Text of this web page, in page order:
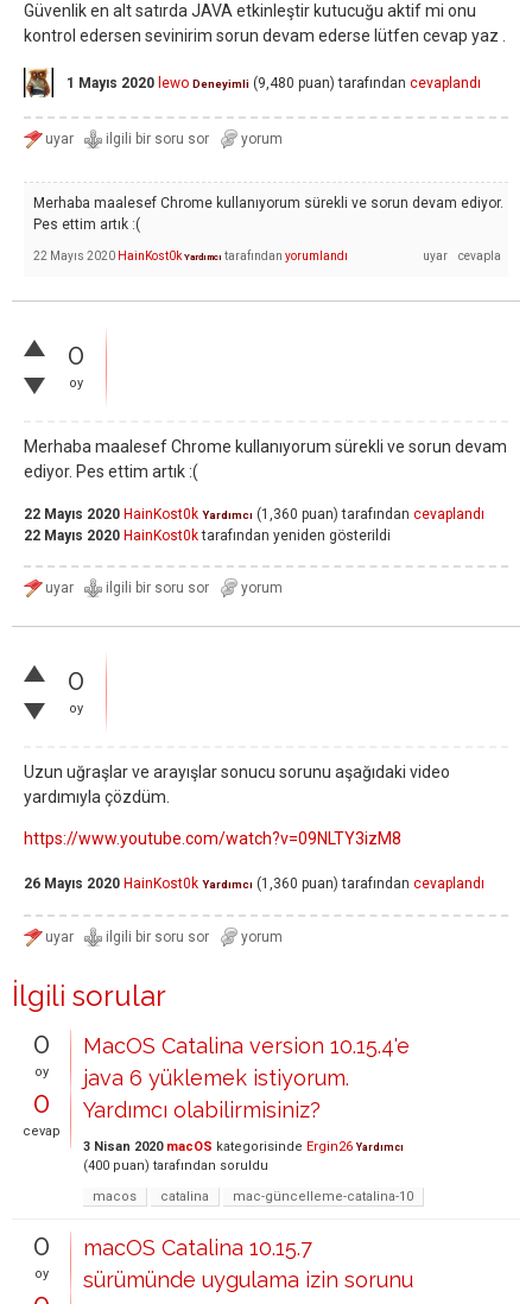
Güvenlik en alt satırda JAVA etkinleştir kutucuğu aktif mi onu
kontrol edersen sevinirim sorun devam ederse lütfen cevap yaz .
1 Mayıs 2020 lewo Deneyimli (9,480 puan) tarafından cevaplandı
Merhaba maalesef Chrome kullanıyorum sürekli ve sorun devam ediyor.
Pes ettim artık :(
22 Mayıs 2020 HainKost0k Yardımcı tarafından yorumlandı
0
oy
Merhaba maalesef Chrome kullanıyorum sürekli ve sorun devam
ediyor. Pes ettim artık :(
22 Mayıs 2020 HainKost0k Yardımcı (1,360 puan) tarafından cevaplandı
22 Mayıs 2020 HainKost0ktarafından yeniden gösterildi
0
oy
Uzun uğraşlar ve arayışlar sonucu sorunu aşağıdaki video
yardımıyla çözdüm.
https://www.youtube.com/watch?v=09NLTY3izM8
26 Mayıs 2020 HainKost0k Yardımcı (1,360 puan) tarafından cevaplandı
İlgili sorular
0
oy
0
cevap
MacOS Catalina version 10.15.4'e
java 6 yüklemek istiyorum.
Yardımcı olabilirmisiniz?
3 Nisan 2020 macOS kategorisinde Ergin26 Yardımcı
(400 puan) tarafından soruldu
macos
catalina mac-güncelleme-catalina-10
0
oy
macOS Catalina 10.15.7
sürümünde uygulama izin sorunu